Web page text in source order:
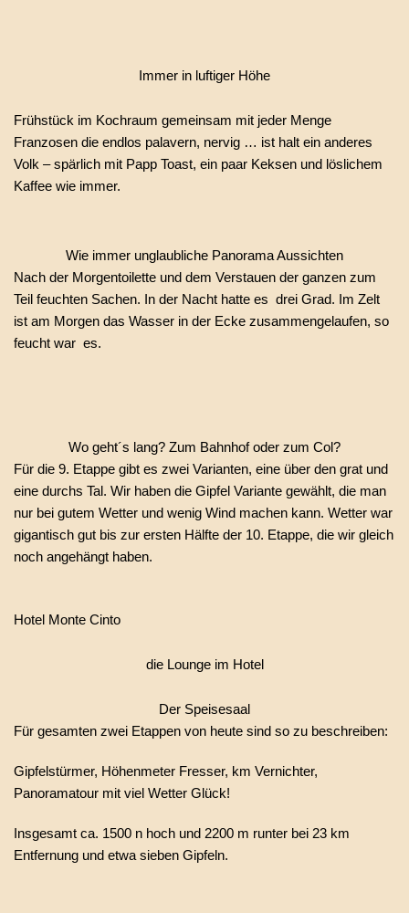
Immer in luftiger Höhe
Frühstück im Kochraum gemeinsam mit jeder Menge
Franzosen die endlos palavern, nervig … ist halt ein anderes
Volk – spärlich mit Papp Toast, ein paar Keksen und löslichem
Kaffee wie immer.
Wie immer unglaubliche Panorama Aussichten
Nach der Morgentoilette und dem Verstauen der ganzen zum
Teil feuchten Sachen. In der Nacht hatte es drei Grad. Im Zelt
ist am Morgen das Wasser in der Ecke zusammengelaufen, so
feucht war es.
Wo geht´s lang? Zum Bahnhof oder zum Col?
Für die 9. Etappe gibt es zwei Varianten, eine über den grat und
eine durchs Tal. Wir haben die Gipfel Variante gewählt, die man
nur bei gutem Wetter und wenig Wind machen kann. Wetter war
gigantisch gut bis zur ersten Hälfte der 10. Etappe, die wir gleich
noch angehängt haben.
Hotel Monte Cinto
die Lounge im Hotel
Der Speisesaal
Für gesamten zwei Etappen von heute sind so zu beschreiben:
Gipfelstürmer, Höhenmeter Fresser, km Vernichter,
Panoramatour mit viel Wetter Glück!
Insgesamt ca. 1500 n hoch und 2200 m runter bei 23 km
Entfernung und etwa sieben Gipfeln.